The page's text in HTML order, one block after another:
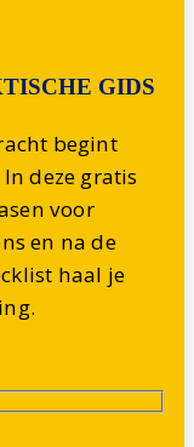
GIDS
begint
deze gratis
voor
en na de
haal je